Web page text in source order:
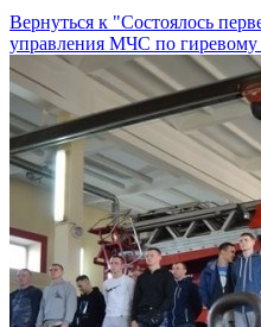
Вернуться к "Состоялось
управления МЧС по гиревому